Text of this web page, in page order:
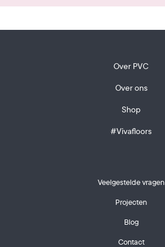
Over PVC
Over ons
Shop
#Vivafloors
Veelgestelde vragen
Projecten
Blog
Contact